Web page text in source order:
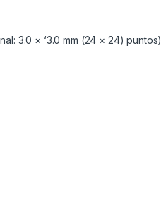
3.0 × ‘3.0 mm (24 × 24) puntos)